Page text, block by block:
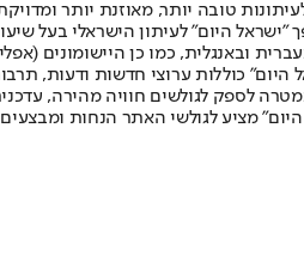
טובה יותר, מאוזנת יותר
המהדורה המודפסת הראשונה פורסמה ב-30 ביולי 2007,
כוללות ערוצי חדשות ודעות,
במטרה לספק לגולשים חוויה
מציע לגולשי האתר הנחות